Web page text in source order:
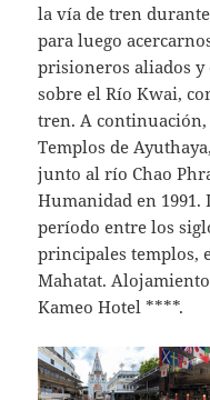
la vía de tren
para luego
prisioneros aliados
sobre el Río Kwai,
tren. A continuación,
Templos de
junto al río Chao
Humanidad en 1991.
período entre los
principales templos,
Mahatat.
Kameo Hotel ****.